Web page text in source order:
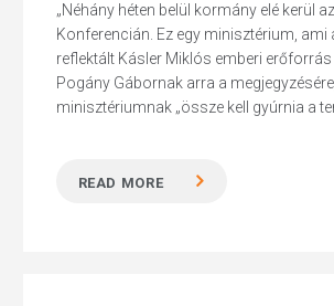
„Néhány héten belül kormány elé kerül
Konferencián. Ez egy minisztérium,
reflektált Kásler Miklós emberi
Pogány Gábornak arra a
minisztériumnak „össze kell gyúrnia a
READ MORE